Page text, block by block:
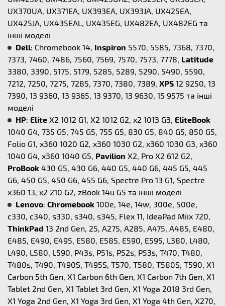
UX370UA, UX371EA, UX393EA, UX393JA, UX425EA,
UX425JA, UX435EAL, UX435EG, UX482EA, UX482EG та
інші моделі
Dell: Chromebook 14, Inspiron 5570, 5585, 7368, 7370,
7373, 7460, 7486, 7560, 7569, 7570, 7573, 7778, Latitude
3380, 3390, 5175, 5179, 5285, 5289, 5290, 5490, 5590,
7212, 7250, 7275, 7285, 7370, 7380, 7389, XPS 12 9250, 13
7390, 13 9360, 13 9365, 13 9370, 13 9630, 15 9575 та інші
моделі
HP: Elite X2 1012 G1, X2 1012 G2, x2 1013 G3, EliteBook
1040 G4, 735 G5, 745 G5, 755 G5, 830 G5, 840 G5, 850 G5,
Folio G1, x360 1020 G2, x360 1030 G2, x360 1030 G3, x360
1040 G4, x360 1040 G5, Pavilion X2, Pro X2 612 G2,
ProBook 430 G5, 430 G6, 440 G5, 440 G6, 445 G5, 445
G6, 450 G5, 450 G6, 455 G6, Spectre Pro 13 G1, Spectre
x360 13, x2 210 G2, zBook 14u G5 та інші моделі
Lenovo: Chromebook 100e, 14e, 14w, 300e, 500e,
c330, c340, s330, s340, s345, Flex 11, IdeaPad Miix 720,
ThinkPad 13 2nd Gen, 25, A275, A285, A475, A485, E480,
E485, E490, E495, E580, E585, E590, E595, L380, L480,
L490, L580, L590, P43s, P51s, P52s, P53s, T470, T480,
T480s, T490, T490S, T495S, T570, T580, T580S, T590, X1
Carbon 5th Gen, X1 Carbon 6th Gen, X1 Carbon 7th Gen, X1
Tablet 2nd Gen, X1 Tablet 3rd Gen, X1 Yoga 2018 3rd Gen,
X1 Yoga 2nd Gen, X1 Yoga 3rd Gen, X1 Yoga 4th Gen, X270,